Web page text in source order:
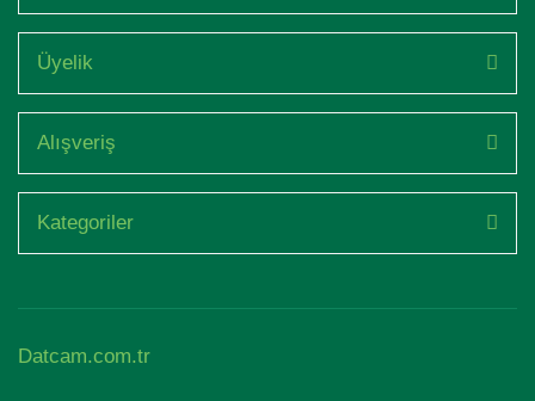
Üyelik
Alışveriş
Kategoriler
Datcam.com.tr